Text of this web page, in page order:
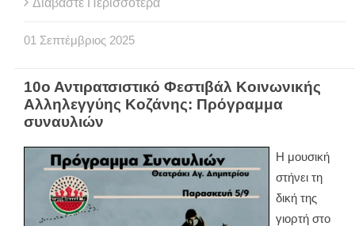
01 Σεπτέμβριος 2025
10ο Αντιρατσιστικό Φεστιβάλ Κοινωνικής
Αλληλεγγύης Κοζάνης: Πρόγραμμα
συναυλιών
Η μουσική
στήνει τη
δική της
γιορτή στο